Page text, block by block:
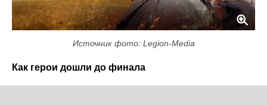
Источник фото: Legion-Media
Как герои дошли до финала